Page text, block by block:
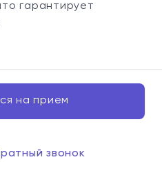
гарантирует
на прием
звонок